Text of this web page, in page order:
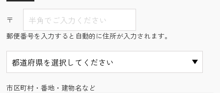
〒
郵便番号を入力すると自動的に住所が入力されます。
市区町村・番地・建物名など